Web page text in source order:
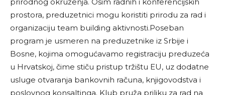
prostora, preduzetnici mogu koristiti prirodu za rad i
organizaciju team building aktivnosti.Poseban
program je usmeren na preduzetnike iz Srbije i
Bosne, kojima omogućavamo registraciju preduzeća
u Hrvatskoj, čime stiču pristup tržištu EU, uz dodatne
usluge otvaranja bankovnih računa, knjigovodstva i
poslovnog konsaltinga. Klub pruža priliku za rad na